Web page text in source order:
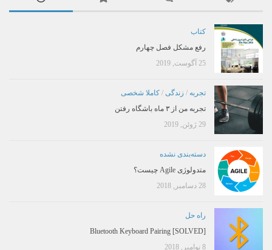
کتاب
رفع مشکل فصل چهارم
25 آگوست, 2019
تجربه / زندگی / کاملا شخصی
تجربه من از ۳ ماه باشگاه رفتن
29 ژوئن, 2019
دسته‌بندی نشده
متدولوژی Agile چیست؟
28 دسامبر, 2018
راه حل
[SOLVED] Bluetooth Keyboard Pairing
8 نوامبر, 2018